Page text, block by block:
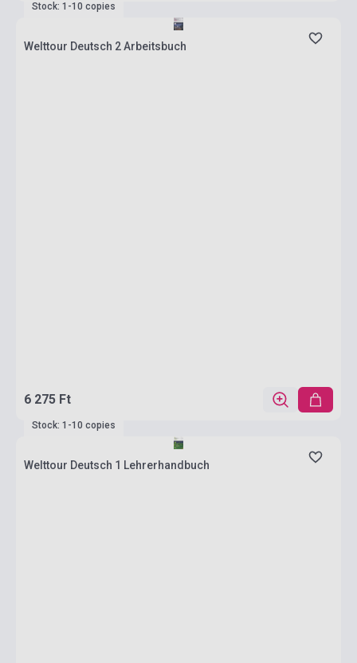
Stock: 1-10 copies
Welttour Deutsch 2 Arbeitsbuch
6 275 Ft
Stock: 1-10 copies
Welttour Deutsch 1 Lehrerhandbuch